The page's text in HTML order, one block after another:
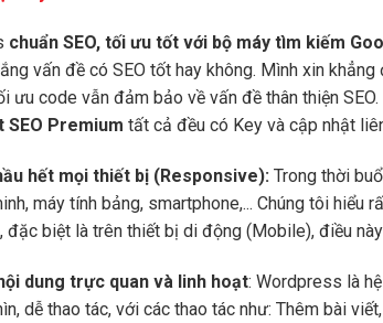
chuẩn SEO, tối ưu tốt với bộ máy tìm kiếm
vấn đề có SEO tốt hay không. Mình xin
ưu code vẫn đảm bảo về vấn đề thân thiện SEO.
SEO Premium tất cả đều có Key và cập nhật
hết mọi thiết bị (Responsive): Trong thời
máy tính bảng, smartphone,... Chúng tôi hiểu
đặc biệt là trên thiết bị di động (Mobile), điều
dung trực quan và linh hoạt: Wordpress là
dễ thao tác, với các thao tác như: Thêm bài